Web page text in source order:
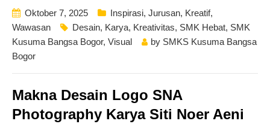
Oktober 7, 2025 Inspirasi, Jurusan, Kreatif,
Wawasan
Desain, Karya, Kreativitas, SMK Hebat, SMK
Kusuma Bangsa Bogor, Visual by SMKS Kusuma Bangsa
Bogor
Makna Desain Logo SNA
Photography Karya Siti Noer Aeni